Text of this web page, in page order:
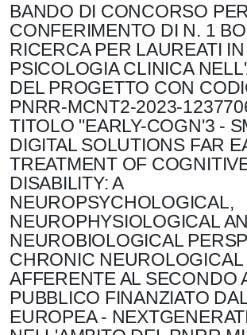
BANDO DI CONCORSO
CONFERIMENTO DI N. 1
RICERCA PER LAUREATI IN
PSICOLOGIA CLINICA
DEL PROGETTO CON
PNRR-MCNT2-2023-
TITOLO "EARLY-COGN'3 -
DIGITAL SOLUTIONS FAR
TREATMENT OF
DISABILITY: A
NEUROPSYCHOLOGICAL,
NEUROPHYSIOLOGICAL
NEUROBIOLOGICAL
CHRONIC NEUROLOGICAL
AFFERENTE AL SECONDO
PUBBLICO FINANZIATO
EUROPEA -